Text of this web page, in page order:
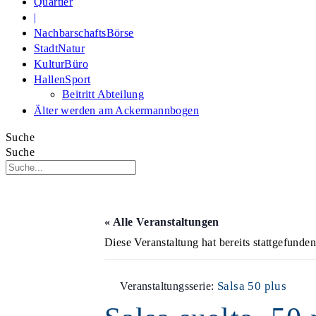
|
NachbarschaftsBörse
StadtNatur
KulturBüro
HallenSport
Beitritt Abteilung
Älter werden am Ackermannbogen
Suche
Suche
« Alle Veranstaltungen
Diese Veranstaltung hat bereits
Veranstaltungsserie: Salsa 50 plus